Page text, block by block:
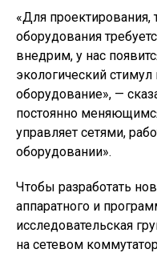
«Для проектирования,
оборудования
внедрим, у нас
экологический
оборудование», —
постоянно
управляет сетями,
оборудовании».
Чтобы разработать
аппаратного и
исследовательская
на сетевом